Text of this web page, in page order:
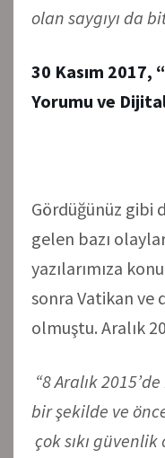
olan saygıyı da
30 Kasım
Yorumu ve
Gördüğünüz gibi
gelen bazı
yazılarımıza
sonra Vatikan ve
olmuştu. Aralık
“8 Aralık
bir şekilde ve
çok sıkı